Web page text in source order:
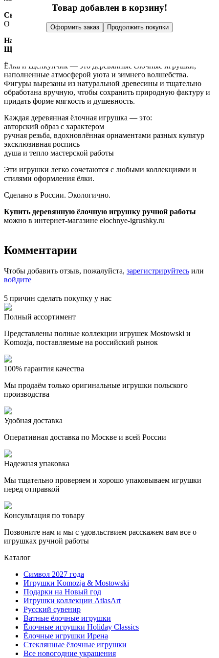
Связаться с нами:
О товаре
Отзывы
Набор деревянных ёлочных игрушек «Ёлочка и
Щелкунчик». Сделано в России
Ёлка и Щелкунчик — это деревянные ёлочные игрушки,
наполненные атмосферой уюта и зимнего волшебства.
Фигуры вырезаны из натуральной древесины и тщательно
обработана вручную, чтобы сохранить природную фактуру и
придать форме мягкость и душевность.
Каждая деревянная ёлочная игрушка — это:
авторский образ с характером
ручная резьба, вдохновлённая орнаментами разных культур
эксклюзивная роспись
душа и тепло мастерской работы
Эти игрушки легко сочетаются с любыми коллекциями и
стилями оформления ёлки.
Сделано в России. Экологично.
Купить деревянную ёлочную игрушку ручной работы
можно в интернет-магазине elochnye-igrushky.ru
Комментарии
Чтобы добавить отзыв, пожалуйста, зарегистрируйтесь или
войдите
5 причин сделать покупку у нас
Полный ассортимент
Представлены полные коллекции игрушек Mostowski и
Komozja, поставляемые на российский рынок
100% гарантия качества
Мы продаём только оригинальные игрушки польского
производства
Удобная доставка
Оперативная доставка по Москве и всей России
Надежная упаковка
Мы тщательно проверяем и хорошо упаковываем игрушки
перед отправкой
Консультация по товару
Позвоните нам и мы с удовльствием расскажем вам все о
игрушках ручной работы
Каталог
Символ 2027 года
Игрушки Komozja & Mostowski
Подарки на Новый год
Игрушки коллекции AtlasArt
Русский сувенир
Ватные ёлочные игрушки
Ёлочные игрушки Holiday Classics
Ëлочные игрушки Ирена
Стеклянные ёлочные игрушки
Все новогодние украшения
Товар добавлен в корзину!
Оформить заказ Продолжить покупки